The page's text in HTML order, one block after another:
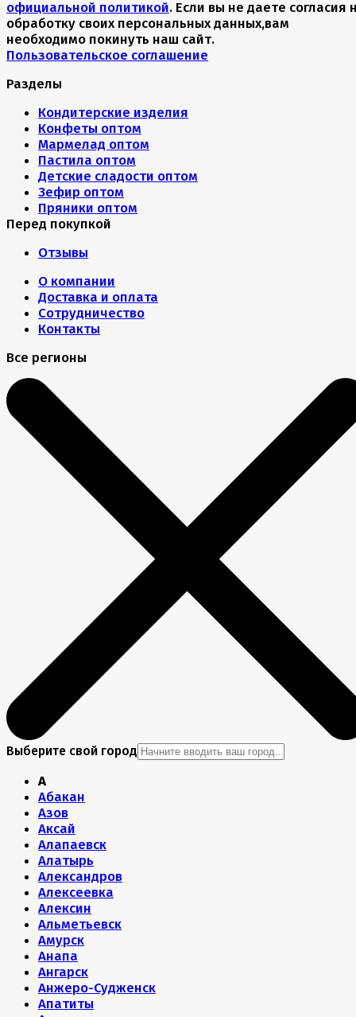
официальной политикой. Если вы не даете согласия
обработку своих персональных данных,вам
необходимо покинуть наш сайт.
Пользовательское соглашение
Разделы
Кондитерские изделия
Конфеты оптом
Мармелад оптом
Пастила оптом
Детские сладости оптом
Зефир оптом
Пряники оптом
Перед покупкой
Отзывы
О компании
Доставка и оплата
Сотрудничество
Контакты
Все регионы
Выберите свой город
А
Абакан
Азов
Аксай
Алапаевск
Алатырь
Александров
Алексеевка
Алексин
Альметьевск
Амурск
Анапа
Ангарск
Анжеро-Судженск
Апатиты